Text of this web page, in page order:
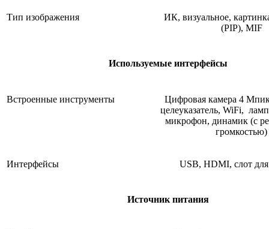
Тип изображения
ИК, визуальное,
(PIP), MIF
Используемые интерфейсы
Встроенные инструменты
Цифровая камера 4
целеуказатель, WiFi,
микрофон, динамик (с
громкостью)
Интерфейсы USB, HDMI, слот
Источник питания